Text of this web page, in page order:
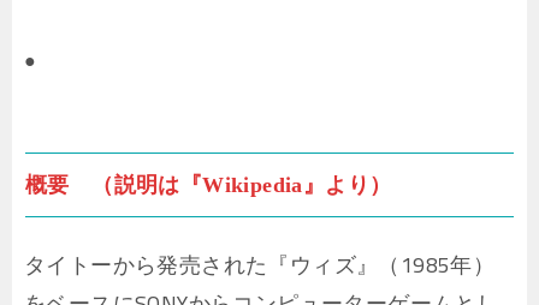
●
概要 （説明は『Wikipedia』より）
タイトーから発売された『ウィズ』（1985年）